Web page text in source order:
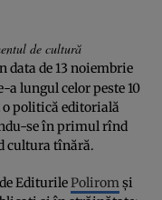
de cultură
data de 13 noiembrie
a lungul celor peste 10
politică editorială
se în primul rînd
cultura tînără.
EditurilePoliromşi